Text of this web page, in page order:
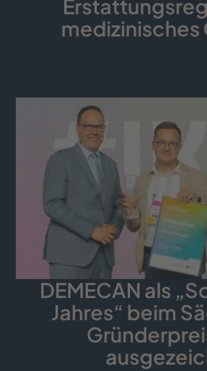
medizinisches
DEMECAN als
Jahres“ beim